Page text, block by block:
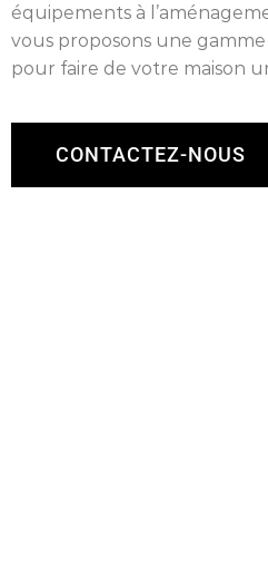
équipements à
vous proposons une
pour faire de votre maison
CONTACTEZ-NOUS